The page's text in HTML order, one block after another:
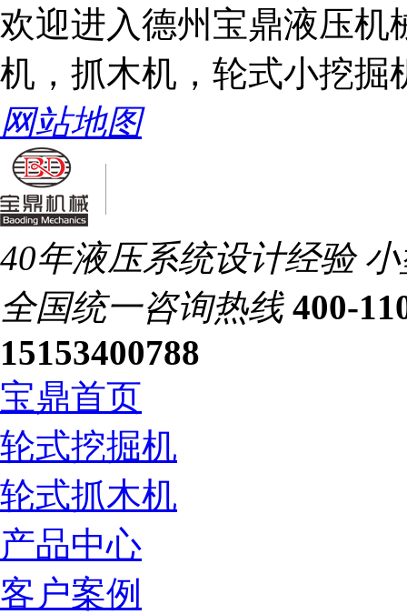
欢迎进入德州宝鼎液压机
机，抓木机，轮式小挖
网站地图
40年液压系统设计经验
全国统一咨询热线 400-
15153400788
宝鼎首页
轮式挖掘机
轮式抓木机
产品中心
客户案例